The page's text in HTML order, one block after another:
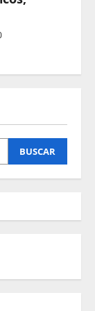
BUSCAR